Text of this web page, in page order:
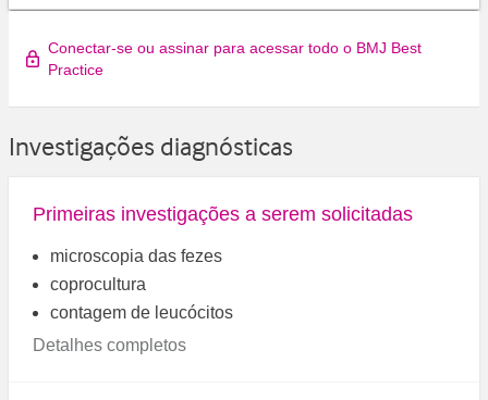
Conectar-se ou assinar para acessar todo o BMJ Best
Practice
Investigações diagnósticas
Primeiras investigações a serem solicitadas
microscopia das fezes
coprocultura
contagem de leucócitos
Detalhes completos